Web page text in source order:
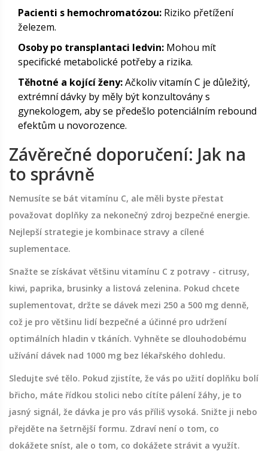
Pacienti s hemochromatózou: Riziko přetížení
železem.
Osoby po transplantaci ledvin: Mohou mít
specifické metabolické potřeby a rizika.
Těhotné a kojící ženy:Ačkoliv vitamín C je důležitý,
extrémní dávky by měly být konzultovány s
gynekologem, aby se předešlo potenciálním rebound
efektům u novorozence.
Závěrečné doporučení: Jak na
to správně
Nemusíte se bát vitamínu C, ale měli byste přestat
považovat doplňky za nekonečný zdroj bezpečné energie.
Nejlepší strategie je kombinace stravy a cílené
suplementace.
Snažte se získávat většinu vitamínu C z potravy - citrusy,
kiwi, paprika, brusinky a listová zelenina. Pokud chcete
suplementovat, držte se dávek mezi 250 a 500 mg denně,
což je pro většinu lidí bezpečné a účinné pro udržení
optimálních hladin v tkáních. Vyhněte se dlouhodobému
užívání dávek nad 1000 mg bez lékařského dohledu.
Sledujte své tělo. Pokud zjistíte, že vás po užití doplňku bolí
břicho, máte řídkou stolici nebo cítíte pálení žáhy, je to
jasný signál, že dávka je pro vás příliš vysoká. Snižte ji nebo
přejděte na šetrnější formu. Zdraví není o tom, co
dokážete sníst, ale o tom, co dokážete strávit a využít.